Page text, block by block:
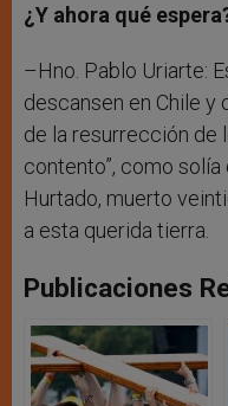
¿Y ahora qué
–Hno. Pablo Uriarte:
descansen en Chile y
de la resurrección de
contento”, como
Hurtado, muerto
a esta querida tierra.
Publicaciones